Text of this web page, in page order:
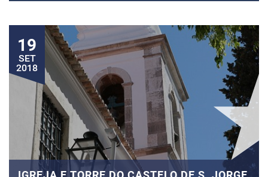
19
SET
2018